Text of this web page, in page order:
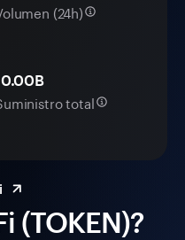
(TOKEN)?
(24h)
total